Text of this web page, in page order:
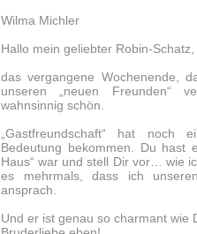
Wilma Michler
Hallo mein geliebter Robin-Schatz,
das vergangene Wochenende,
unseren „neuen Freunden“
wahnsinnig schön.
„Gastfreundschaft“ hat noch
Bedeutung bekommen. Du hast
Haus“ war und stell Dir vor… wie
es mehrmals, dass ich
ansprach.
Und er ist genau so charmant wie